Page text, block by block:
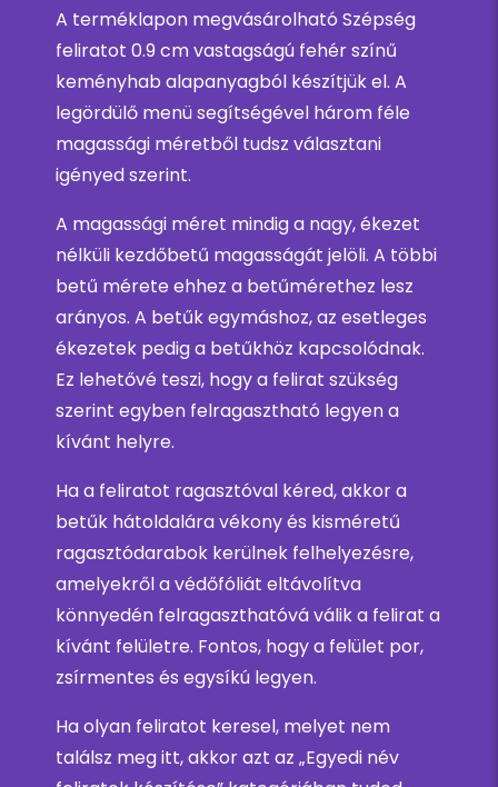
A terméklapon megvásárolható Szépség
feliratot 0.9 cm vastagságú fehér színű
keményhab alapanyagból készítjük el. A
legördülő menü segítségével három féle
magassági méretből tudsz választani
igényed szerint.
A magassági méret mindig a nagy, ékezet
nélküli kezdőbetű magasságát jelöli. A többi
betű mérete ehhez a betűmérethez lesz
arányos. A betűk egymáshoz, az esetleges
ékezetek pedig a betűkhöz kapcsolódnak.
Ez lehetővé teszi, hogy a felirat szükség
szerint egyben felragasztható legyen a
kívánt helyre.
Ha a feliratot ragasztóval kéred, akkor a
betűk hátoldalára vékony és kisméretű
ragasztódarabok kerülnek felhelyezésre,
amelyekről a védőfóliát eltávolítva
könnyedén felragaszthatóvá válik a felirat a
kívánt felületre. Fontos, hogy a felület por,
zsírmentes és egysíkú legyen.
Ha olyan feliratot keresel, melyet nem
találsz meg itt, akkor azt az „Egyedi név